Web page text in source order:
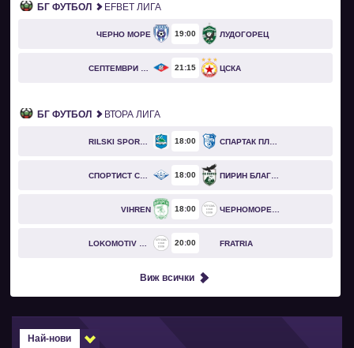
БГ ФУТБОЛ EFBET ЛИГА
ЧЕРНО МОРЕ 19 00 ЛУДОГОРЕЦ
21 15 ЦСКА
БГ ФУТБОЛ ВТОРА ЛИГА
RILSKI SPORTIST 18 00 СПАРТАК ПЛЕВЕН
СПОРТИСТ СВОГЕ 18 00 ПИРИН БЛАГОЕВГРАД
VIHREN 18 00
20 00 FRATRIA
Виж всички
Най-нови